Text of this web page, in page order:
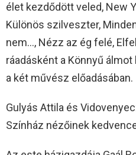
élet kezdődött veled, New
Különös szilveszter,
nem…, Nézz az ég felé,
ráadásként a Könnyű
a két művész előadásában.
Gulyás Attila és
Színház nézőinek